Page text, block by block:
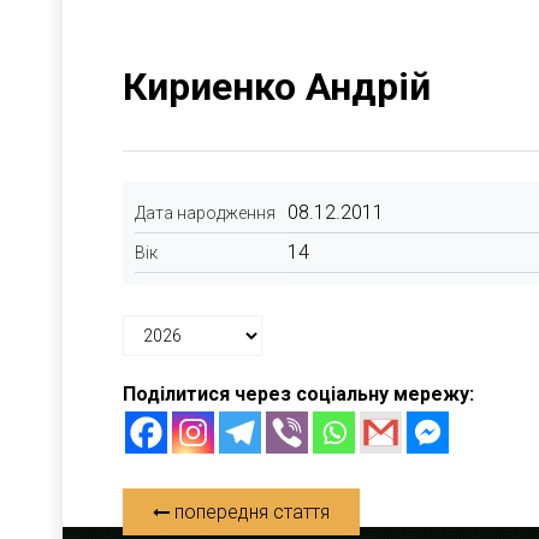
Кириенко Андрій
Дата народження 08.12.2011
Вік 14
Поділитися через соціальну мережу:
попередня стаття